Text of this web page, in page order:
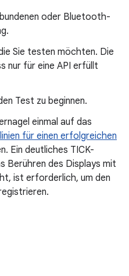
oder Bluetooth-
Sie testen möchten. Die
nur für eine API erfüllt
Test zu beginnen.
einmal auf das
für einen erfolgreichen
Ein deutliches TICK-
Berühren des Displays mit
ist erforderlich, um den